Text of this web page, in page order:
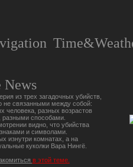
News
из трех загадочных убийств,
не связанными между собой:
человека, разных возрастов
разными способами.
видно, что убийства
и символами.
изнутри комнатах, а на
куколки Вара Нингё.
в этой теме.